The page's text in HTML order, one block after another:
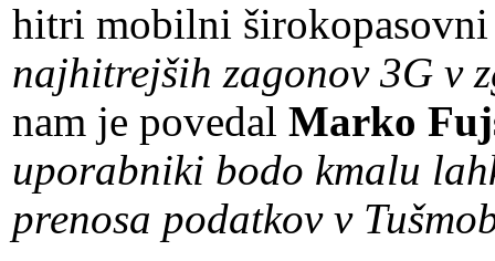
hitri mobilni
najhitrejših zagonov 3G v
nam je povedal Marko
uporabniki bodo kmalu
prenosa podatkov v